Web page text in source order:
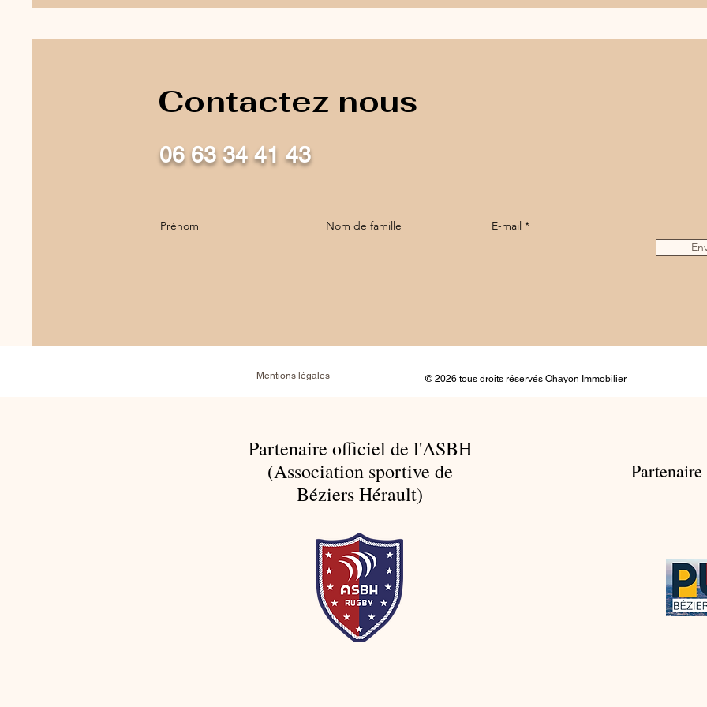
Contactez nous
06 63 34 41 43
Prénom Nom de famille
E-mail
Mentions légales © 2026 tous droits réservés Ohayon Immobilier
Partenaire officiel de l'ASBH
(Association sportive de
Béziers Hérault)